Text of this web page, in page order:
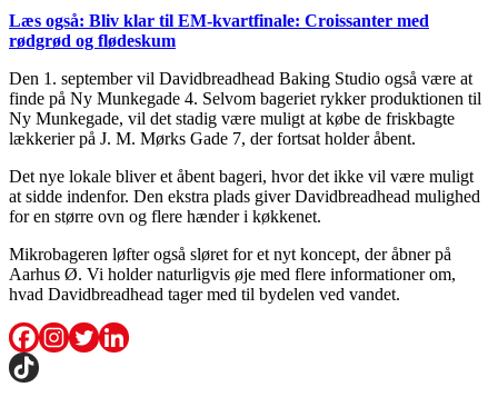
Læs også: Bliv klar til EM-kvartfinale: Croissanter med
rødgrød og flødeskum
Den 1. september vil Davidbreadhead Baking Studio også være at
finde på Ny Munkegade 4. Selvom bageriet rykker produktionen til
Ny Munkegade, vil det stadig være muligt at købe de friskbagte
lækkerier på J. M. Mørks Gade 7, der fortsat holder åbent.
Det nye lokale bliver et åbent bageri, hvor det ikke vil være muligt
at sidde indenfor. Den ekstra plads giver Davidbreadhead mulighed
for en større ovn og flere hænder i køkkenet.
Mikrobageren løfter også sløret for et nyt koncept, der åbner på
Aarhus Ø. Vi holder naturligvis øje med flere informationer om,
hvad Davidbreadhead tager med til bydelen ved vandet.